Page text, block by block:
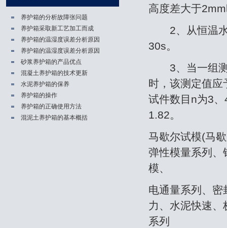
养护箱的分析故障张问题
养护箱​采取新工艺加工而成
养护箱的温湿度误差分析原因
养护箱的温湿度误差分析原因
砂浆养护箱的产品优点
混凝土养护箱的技术更新
水泥养护箱的保养
养护箱的操作
养护箱的正确使用方法
混泥土养护箱的基本概括
高度差大于
2、从恒温水
30s。
3、当一组测
时，该测定值
试件数目n为3
1.82。
马歇尔试模(马
弹性模量系列、
模、
电通量系列、
力、水泥快速
系列